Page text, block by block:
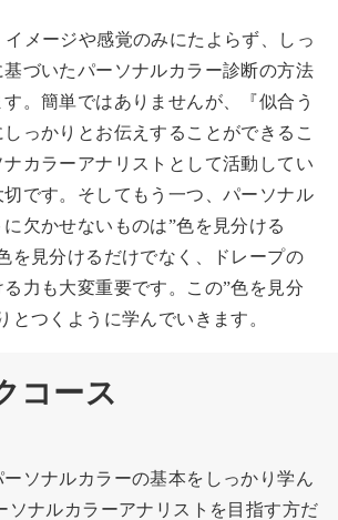
イメージや感覚のみにたよらず、しっ
づいたパーソナルカラー診断の方法
。簡単ではありませんが、『似合う
っかりとお伝えすることができるこ
カラーアナリストとして活動してい
切です。そしてもう一つ、パーソナル
欠かせないものは”色を見分ける
を見分けるだけでなく、ドレープの
力も大変重要です。この”色を見分
とつくように学んでいきます。
コース
ソナルカラーの基本をしっかり学ん
ソナルカラーアナリストを目指す方だ